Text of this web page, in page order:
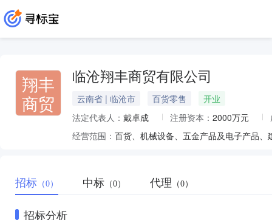
翔丰
商贸
临沧翔丰商贸有限公司
云南省 | 临沧市 百货零售
开业
法定代表人： 戴卓成 注册资本： 2000万元
经营范围：
招标 （0） 中标 （0） 代理 （0）
招标分析